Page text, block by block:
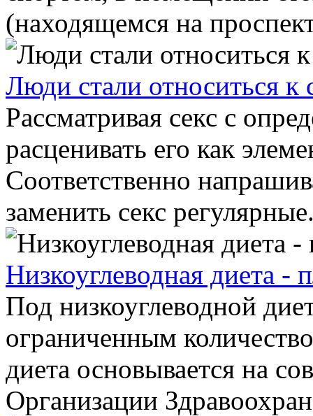
(находящемся на
Люди стали относиться к
Рассматривая секс с
расценивать его как
Соответственно
заменить секс
Низкоуглеводная диета
Под низкоуглеводной
ограниченным
диета основывается на
Организации